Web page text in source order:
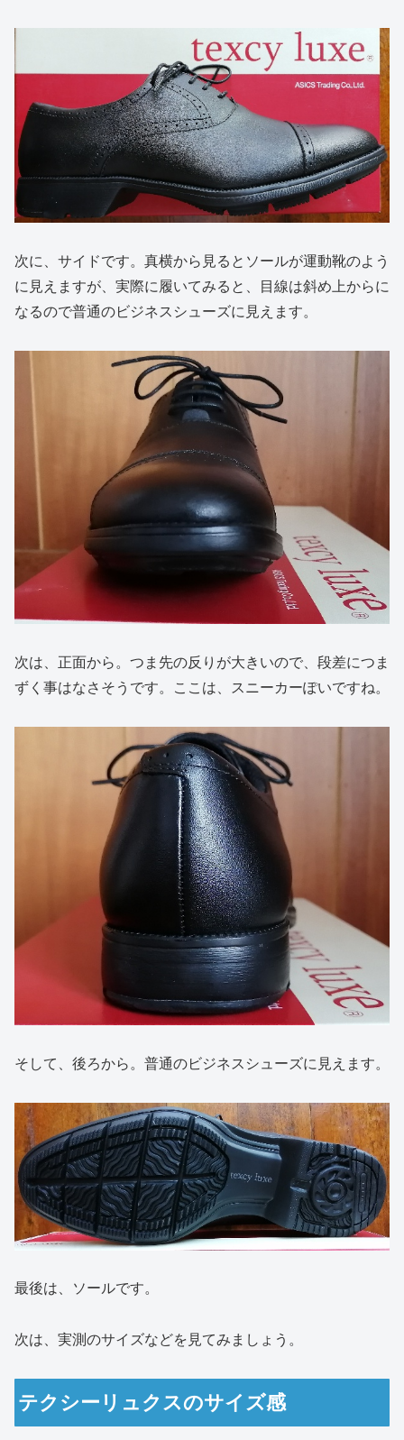
次に、サイドです。真横から見るとソールが運動靴のよう
に見えますが、実際に履いてみると、目線は斜め上からに
なるので普通のビジネスシューズに見えます。
次は、正面から。つま先の反りが大きいので、段差につま
ずく事はなさそうです。ここは、スニーカーぽいですね。
そして、後ろから。普通のビジネスシューズに見えます。
最後は、ソールです。
次は、実測のサイズなどを見てみましょう。
テクシーリュクスのサイズ感